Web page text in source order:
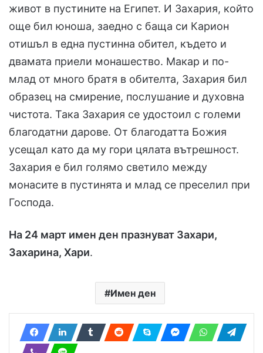
живот в пустините на Египет. И Захария, който
още бил юноша, заедно с баща си Карион
отишъл в една пустинна обител, където и
двамата приели монашество. Макар и по-
млад от много братя в обителта, Захария бил
образец на смирение, послушание и духовна
чистота. Така Захария се удостоил с големи
благодатни дарове. От благодатта Божия
усещал като да му гори цялата вътрешност.
Захария е бил голямо светило между
монасите в пустинята и млад се преселил при
Господа.
На 24 март имен ден празнуват Захари,
Захарина, Хари.
Имен ден